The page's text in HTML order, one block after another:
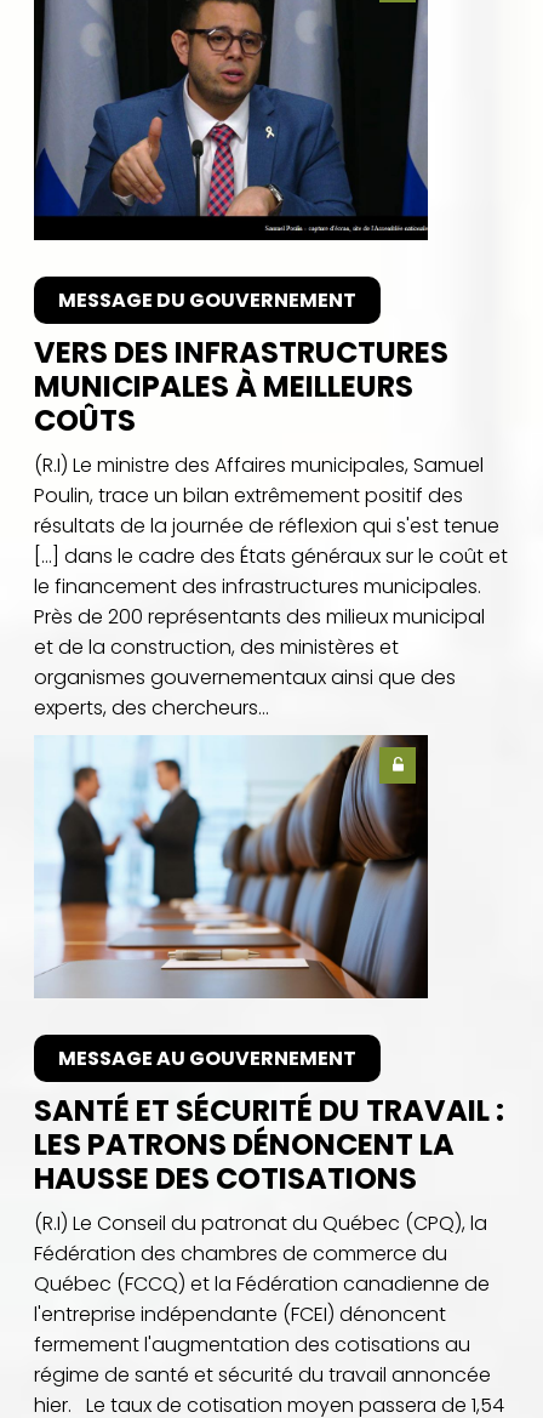
MESSAGE DU GOUVERNEMENT
VERS DES INFRASTRUCTURES
MUNICIPALES À MEILLEURS
COÛTS
(R.I) Le ministre des Affaires municipales, Samuel
Poulin, trace un bilan extrêmement positif des
résultats de la journée de réflexion qui s'est tenue
[…] dans le cadre des États généraux sur le coût et
le financement des infrastructures municipales.
Près de 200 représentants des milieux municipal
et de la construction, des ministères et
organismes gouvernementaux ainsi que des
experts, des chercheurs...
MESSAGE AU GOUVERNEMENT
SANTÉ ET SÉCURITÉ DU TRAVAIL :
LES PATRONS DÉNONCENT LA
HAUSSE DES COTISATIONS
(R.I) Le Conseil du patronat du Québec (CPQ), la
Fédération des chambres de commerce du
Québec (FCCQ) et la Fédération canadienne de
l'entreprise indépendante (FCEI) dénoncent
fermement l'augmentation des cotisations au
régime de santé et sécurité du travail annoncée
hier. Le taux de cotisation moyen passera de 1,54